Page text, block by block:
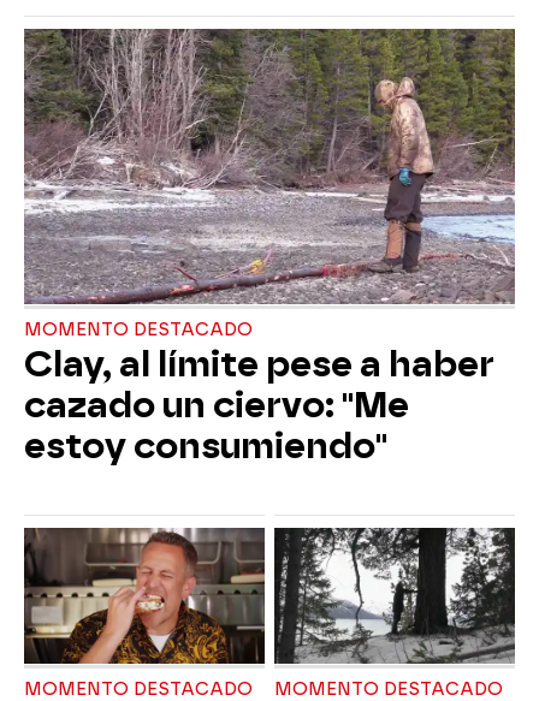
MOMENTO DESTACADO
Clay, al límite pese a haber
cazado un ciervo: "Me
estoy consumiendo"
MOMENTO DESTACADO MOMENTO DESTACADO